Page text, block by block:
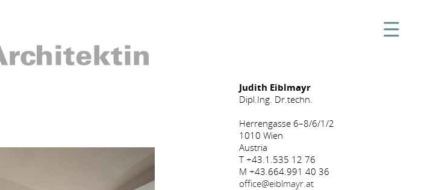
Judith Eiblmayr
Dipl.Ing. Dr.techn.
Herrengasse 6–8/6/1/2
1010 Wien
Austria
T +43.1.535 12 76
M +43.664.991 40 36
office@eiblmayr.at